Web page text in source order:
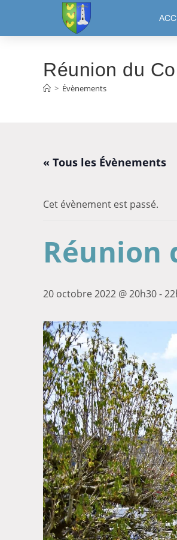
Réunion du
> Évènements
« Tous les Évènements
Cet évènement est passé.
Réunion
20 octobre 2022 @ 20h30-
Cookies management panel